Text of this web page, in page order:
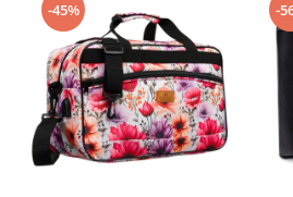
-45% -